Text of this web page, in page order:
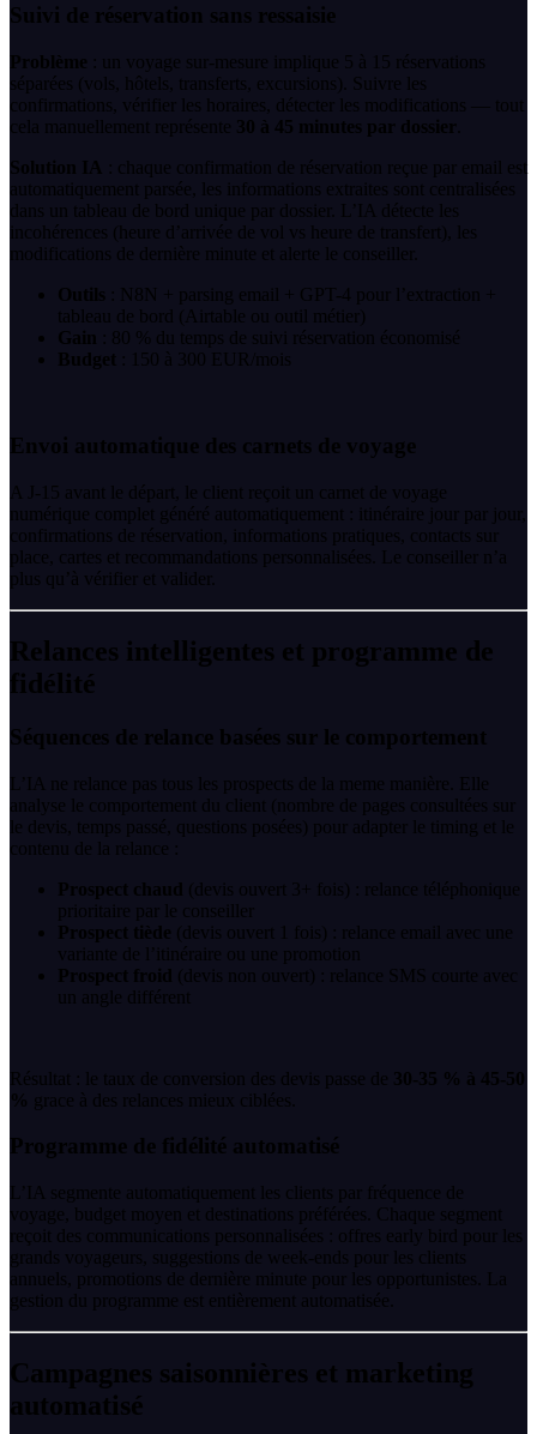
Suivi de réservation sans ressaisie
Problème : un voyage sur-mesure implique 5 à 15 réservations
séparées (vols, hôtels, transferts, excursions). Suivre les
confirmations, vérifier les horaires, détecter les modifications — tout
cela manuellement représente 30 à 45 minutes par dossier
Solution IA
: chaque confirmation de réservation reçue par email est
automatiquement parsée, les informations extraites sont centralisées
dans un tableau de bord unique par dossier. L’IA détecte les
incohérences (heure d’arrivée de vol vs heure de transfert), les
modifications de dernière minute et alerte le conseiller.
Outils : N8N + parsing email + GPT-4 pour l’extraction +
tableau de bord (Airtable ou outil métier)
Gain : 80 % du temps de suivi réservation économisé
Budget : 150 à 300 EUR/mois
Envoi automatique des carnets de voyage
A J-15 avant le départ, le client reçoit un carnet de voyage
numérique complet généré automatiquement : itinéraire jour par jour,
confirmations de réservation, informations pratiques, contacts sur
place, cartes et recommandations personnalisées. Le conseiller n’a
plus qu’à vérifier et valider.
Relances intelligentes et programme de
fidélité
Séquences de relance basées sur le comportement
L’IA ne relance pas tous les prospects de la meme manière. Elle
analyse le comportement du client (nombre de pages consultées sur
le devis, temps passé, questions posées) pour adapter le timing et le
contenu de la relance :
Prospect chaud (devis ouvert 3+ fois) : relance téléphonique
prioritaire par le conseiller
Prospect tiède (devis ouvert 1 fois) : relance email avec une
variante de l’itinéraire ou une promotion
Prospect froid (devis non ouvert) : relance SMS courte avec
un angle différent
Résultat : le taux de conversion des devis passe de 30-35 % à 45-50
% grace à des relances mieux ciblées.
Programme de fidélité automatisé
L’IA segmente automatiquement les clients par fréquence de
voyage, budget moyen et destinations préférées. Chaque segment
reçoit des communications personnalisées : offres early bird pour les
grands voyageurs, suggestions de week-ends pour les clients
annuels, promotions de dernière minute pour les opportunistes. La
gestion du programme est entièrement automatisée.
Campagnes saisonnières et marketing
automatisé